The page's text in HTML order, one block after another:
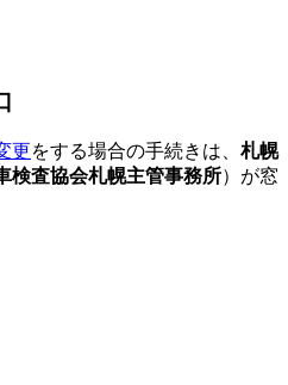
更をする場合の手続きは、 札幌
検査協会札幌主管事務所）が窓